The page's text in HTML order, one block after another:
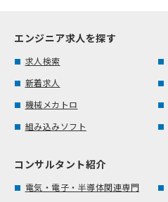
エンジニア求人を探す
求人検索
新着求人
機械メカトロ
組み込みソフト
コンサルタント紹介
電気・電子・半導体関連専門